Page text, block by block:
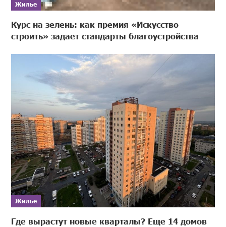
Жилье
Курс на зелень: как премия «Искусство
строить» задает стандарты благоустройства
Жилье
Где вырастут новые кварталы? Еще 14 домов